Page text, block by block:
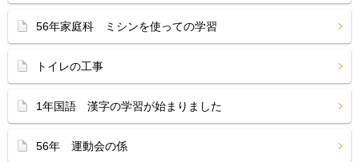
56年家庭科 ミシンを使っての学習
トイレの工事
1年国語 漢字の学習が始まりました
56年 運動会の係